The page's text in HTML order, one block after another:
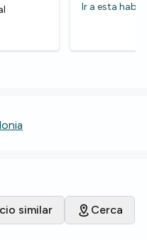
Ir a esta
similar Cerca